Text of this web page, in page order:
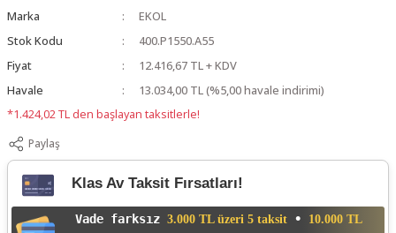
Marka
EKOL
Stok Kodu
400.P1550.A55
Fiyat
12.416,67 TL + KDV
Havale
13.034,00 TL (%5,00 havale indirimi)
*1.424,02 TL den başlayan taksitlerle!
Paylaş
Klas Av Taksit Fırsatları!
Vade farksız3.000 TL üzeri 5 taksit • 10.000 TL